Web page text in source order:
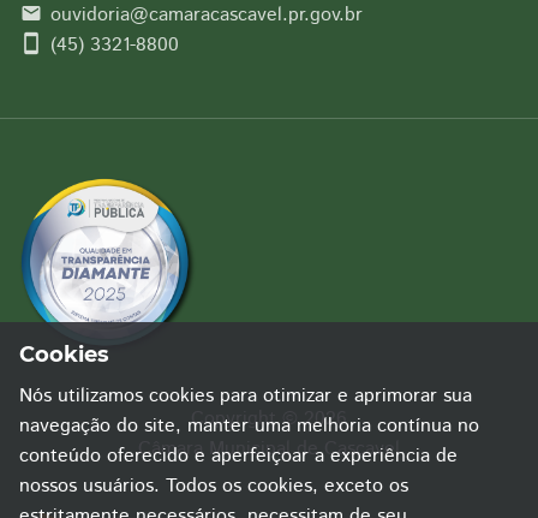
email ouvidoria@camaracascavel.pr.gov.br
smartphone (45) 3321-8800
Copyright © 2026
Câmara Municipal de Cascavel
Cookies
Nós utilizamos cookies para otimizar e aprimorar sua
navegação do site, manter uma melhoria contínua no
conteúdo oferecido e aperfeiçoar a experiência de
nossos usuários. Todos os cookies, exceto os